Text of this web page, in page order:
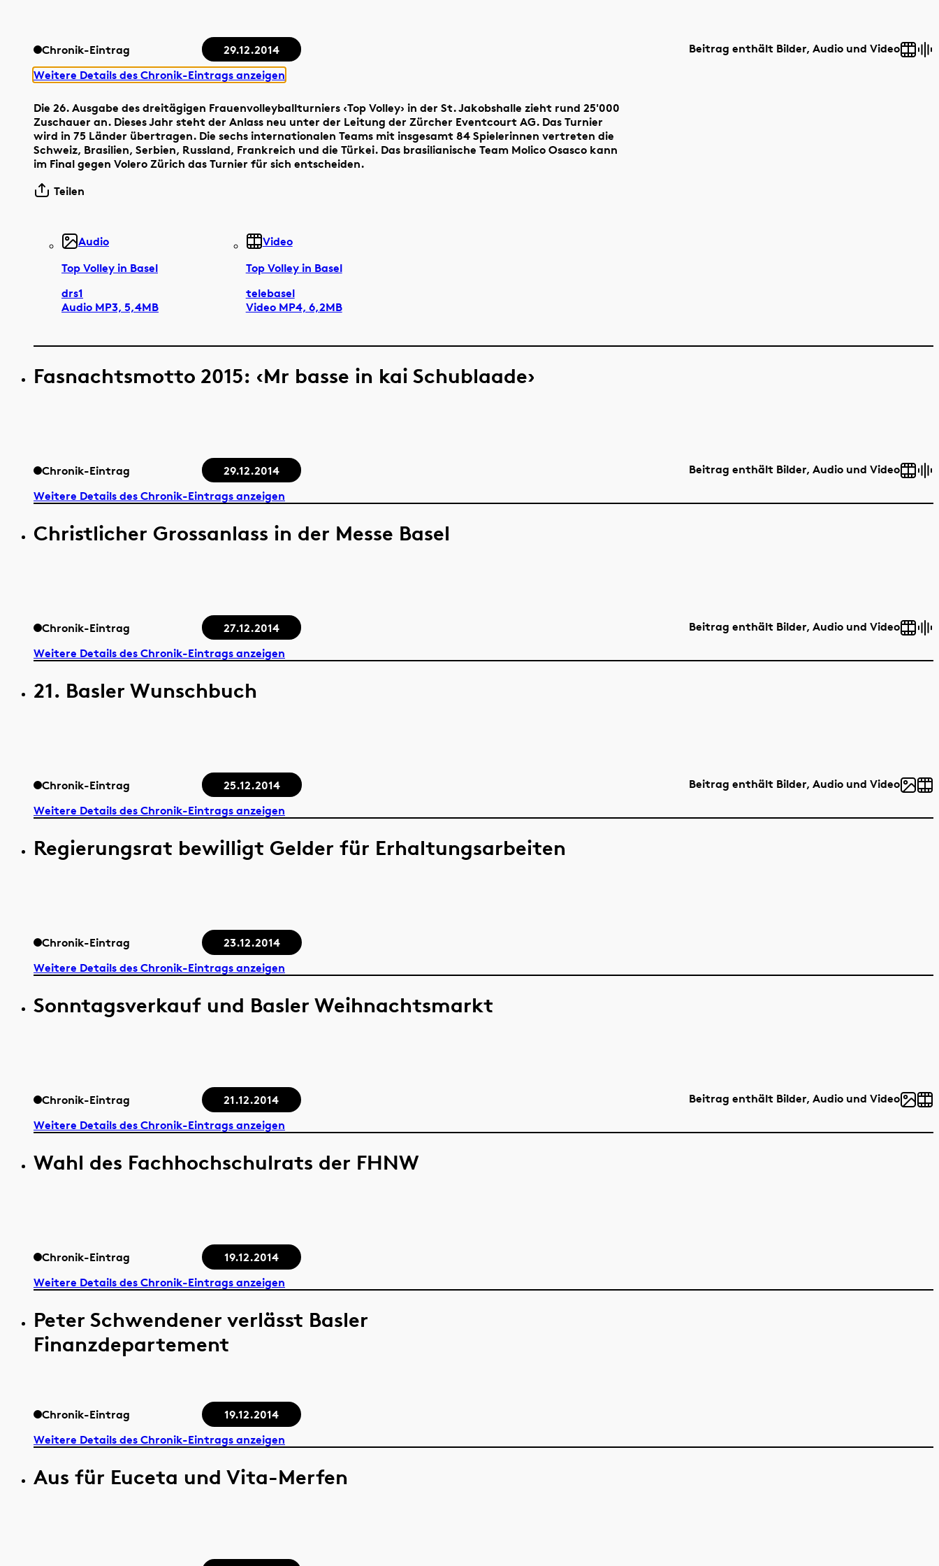
Chronik-Eintrag 29.12.2014
Beitrag enthält Bilder, Audio und Video
Weitere Details des Chronik-Eintrags anzeigen
Die 26. Ausgabe des dreitägigen Frauenvolleyballturniers ‹Top Volley› in der St. Jakobshalle zieht rund 25'000
Zuschauer an. Dieses Jahr steht der Anlass neu unter der Leitung der Zürcher Eventcourt AG. Das Turnier
wird in 75 Länder übertragen. Die sechs internationalen Teams mit insgesamt 84 Spielerinnen vertreten die
Schweiz, Brasilien, Serbien, Russland, Frankreich und die Türkei. Das brasilianische Team Molico Osasco kann
im Final gegen Volero Zürich das Turnier für sich entscheiden.
Teilen
Audio
Top Volley in Basel
drs1
Audio MP3, 5,4MB
Video
Top Volley in Basel
telebasel
Video MP4, 6,2MB
Fasnachtsmotto 2015: ‹Mr basse in kai Schublaade›
Chronik-Eintrag 29.12.2014
Beitrag enthält Bilder, Audio und Video
Weitere Details des Chronik-Eintrags anzeigen
Christlicher Grossanlass in der Messe Basel
Chronik-Eintrag 27.12.2014
Beitrag enthält Bilder, Audio und Video
Weitere Details des Chronik-Eintrags anzeigen
21. Basler Wunschbuch
Chronik-Eintrag 25.12.2014
Beitrag enthält Bilder, Audio und Video
Weitere Details des Chronik-Eintrags anzeigen
Regierungsrat bewilligt Gelder für Erhaltungsarbeiten
Chronik-Eintrag
23.12.2014
Weitere Details des Chronik-Eintrags anzeigen
Sonntagsverkauf und Basler Weihnachtsmarkt
Chronik-Eintrag 21.12.2014
Beitrag enthält Bilder, Audio und Video
Weitere Details des Chronik-Eintrags anzeigen
Wahl des Fachhochschulrats der FHNW
Chronik-Eintrag
19.12.2014
Weitere Details des Chronik-Eintrags anzeigen
Peter Schwendener verlässt Basler
Finanzdepartement
Chronik-Eintrag
19.12.2014
Weitere Details des Chronik-Eintrags anzeigen
Aus für Euceta und Vita-Merfen